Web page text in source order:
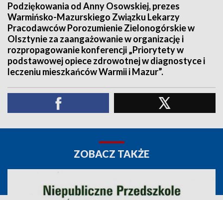
Podziękowania od Anny Osowskiej, prezes
Warmińsko-Mazurskiego Związku Lekarzy
Pracodawców Porozumienie Zielonogórskie w
Olsztynie za zaangażowanie w organizację i
rozpropagowanie konferencji „Priorytety w
podstawowej opiece zdrowotnej w diagnostyce i
leczeniu mieszkańców Warmii i Mazur”.
ZOBACZ TAKŻE